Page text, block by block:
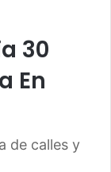
30
En
de calles y